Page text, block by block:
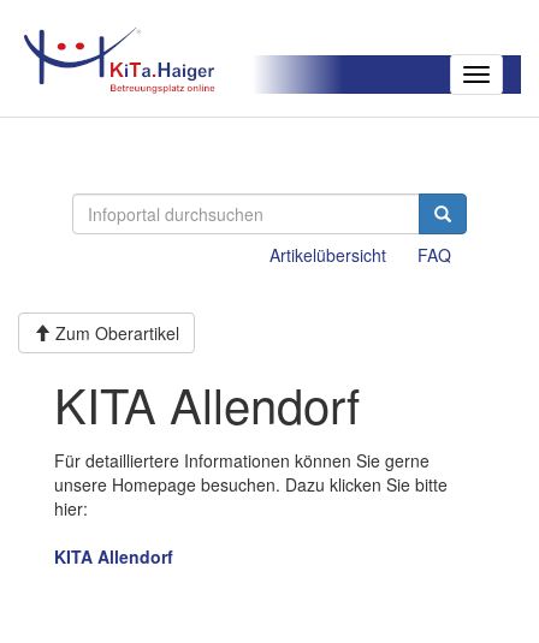
Toggle
FAQ
Artikelübersicht
Zum Oberartikel
KITA Allendorf
Für detailliertere Informationen können Sie gerne
unsere Homepage besuchen. Dazu klicken Sie bitte
hier:
KITA Allendorf